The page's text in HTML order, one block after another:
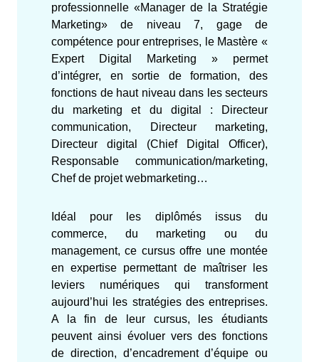
professionnelle «Manager de la Stratégie
Marketing» de niveau 7, gage de
compétence pour entreprises, le Mastère «
Expert Digital Marketing » permet
d’intégrer, en sortie de formation, des
fonctions de haut niveau dans les secteurs
du marketing et du digital : Directeur
communication, Directeur marketing,
Directeur digital (Chief Digital Officer),
Responsable communication/marketing,
Chef de projet webmarketing…
Idéal pour les diplômés issus du
commerce, du marketing ou du
management, ce cursus offre une montée
en expertise permettant de maîtriser les
leviers numériques qui transforment
aujourd’hui les stratégies des entreprises.
A la fin de leur cursus, les étudiants
peuvent ainsi évoluer vers des fonctions
de direction, d’encadrement d’équipe ou